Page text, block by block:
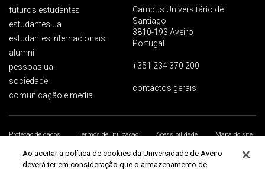
futuros estudantes
estudantes ua
estudantes internacionais
alumni
pessoas ua
sociedade
comunicação e media
Campus Universitário de
Santiago
3810-193 Aveiro
Portugal
+351 234 370 200
contactos gerais
Proteção de dados Termos de utilização Acessibilidade
Mapa do site
Universidade de Aveiro 2026
Ao aceitar a política de cookies da Universidade de Aveiro
deverá ter em consideração que o armazenamento de